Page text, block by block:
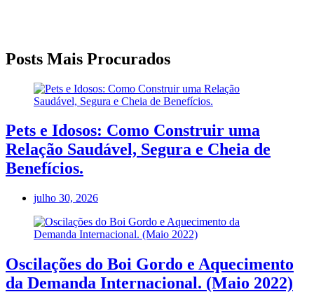
Posts Mais Procurados
Pets e Idosos: Como Construir uma
Relação Saudável, Segura e Cheia de
Benefícios.
julho 30, 2026
Oscilações do Boi Gordo e Aquecimento
da Demanda Internacional. (Maio 2022)